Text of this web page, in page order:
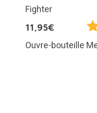
11,95€
Ouvre-bouteille